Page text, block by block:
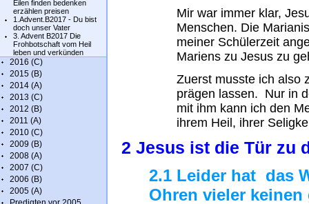
Eilen finden bedenken
erzählen preisen
1.Advent.B2017 - Du bist
doch unser Vater
3. Advent B2017 Die
Frohbotschaft vom Heil
leben und verkünden
2016 (C)
2015 (B)
2014 (A)
2013 (C)
2012 (B)
2011 (A)
2010 (C)
2009 (B)
2008 (A)
2007 (C)
2006 (B)
2005 (A)
Mir war immer klar,
Menschen. Die
meiner Schülerzeit
Mariens zu Jesus zu
Zuerst musste ich also
prägen lassen. Nur in
mit ihm kann ich den
ihrem Heil, ihrer
2 Jesus ist die Tür zu
2.1 Leider hat das
Ohren vieler keinen